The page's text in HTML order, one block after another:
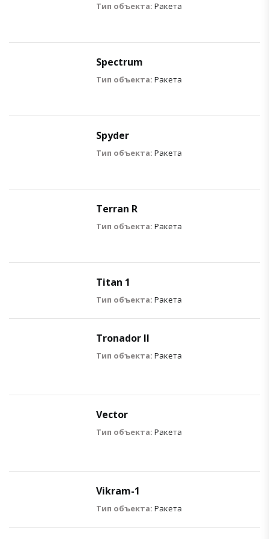
Тип объекта: Ракета
Spectrum
Тип объекта: Ракета
Spyder
Тип объекта: Ракета
Terran R
Тип объекта: Ракета
Titan 1
Тип объекта: Ракета
Tronador II
Тип объекта: Ракета
Vector
Тип объекта: Ракета
Vikram-1
Тип объекта: Ракета